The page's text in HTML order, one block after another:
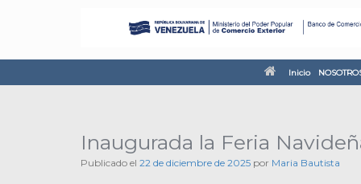
Inicio
Inaugurada la Feria
Publicado el 22 de diciembre de 2025 por Maria Bautista